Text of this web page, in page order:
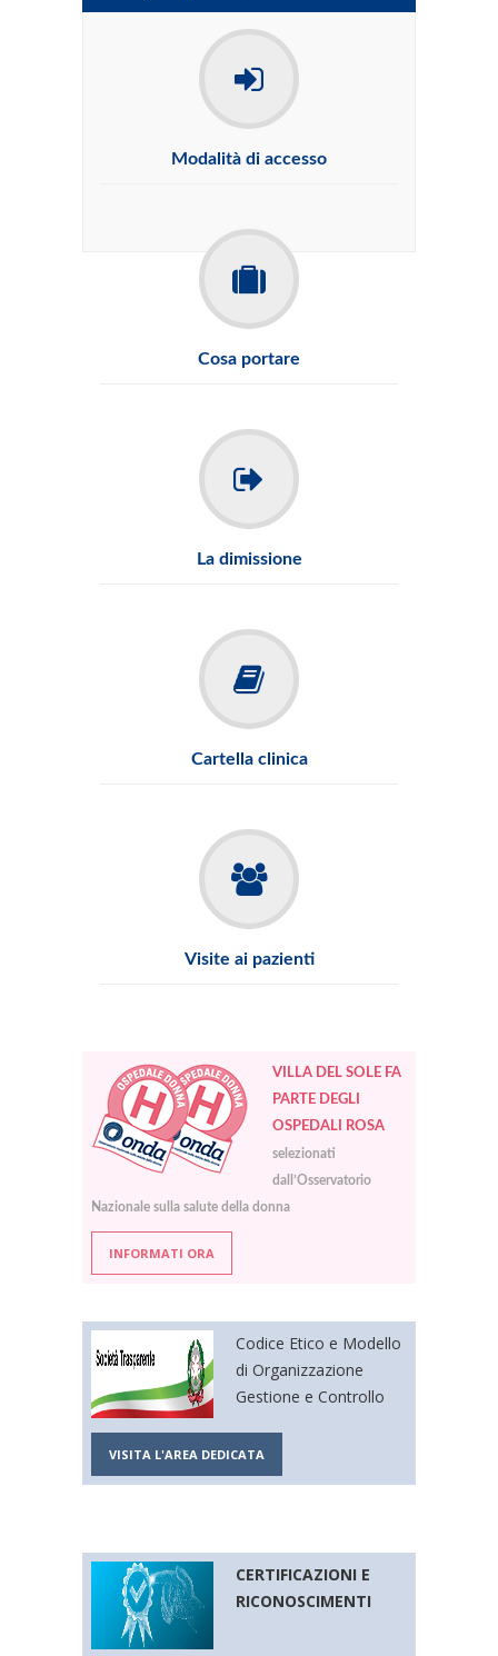
Modalità di accesso
Cosa portare
La dimissione
Cartella clinica
Visite ai pazienti
VILLA DEL SOLE FA
PARTE DEGLI
OSPEDALI ROSA
selezionati
dall’Osservatorio
Nazionale sulla salute della donna
INFORMATI ORA
Codice Etico e Modello
di Organizzazione
Gestione e Controllo
VISITA L'AREA DEDICATA
CERTIFICAZIONI E
RICONOSCIMENTI